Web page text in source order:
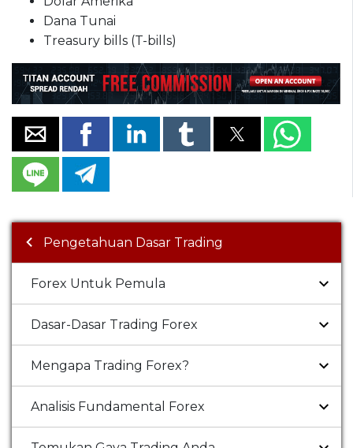
Dana Tunai
Treasury bills (T-bills)
Pengetahuan Dasar Trading
Forex Untuk Pemula
Dasar-Dasar Trading Forex
Mengapa Trading Forex?
Analisis Fundamental Forex